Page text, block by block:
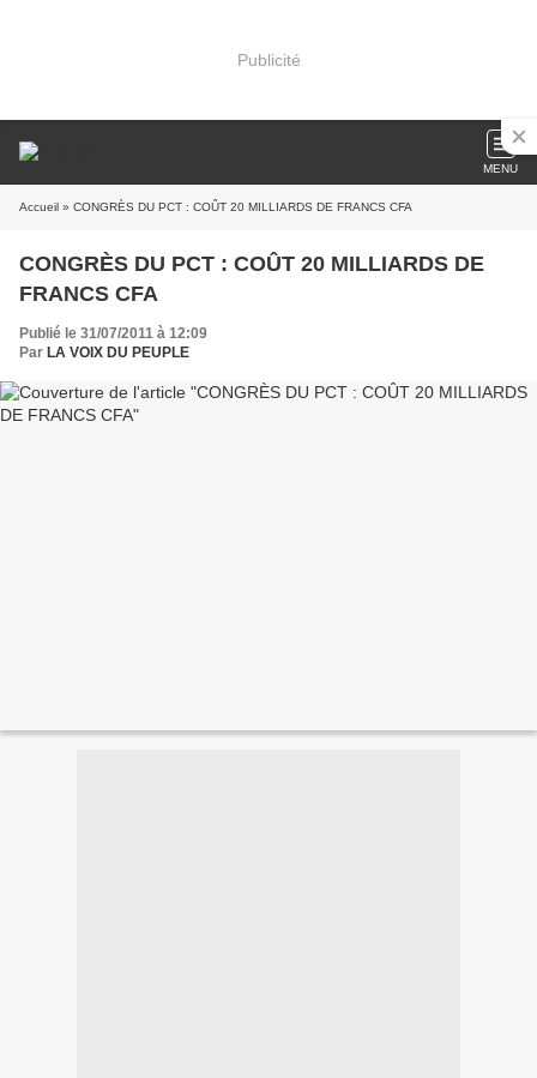
Publicité
MENU
Accueil » CONGRÈS DU PCT : COÛT 20 MILLIARDS DE FRANCS CFA
CONGRÈS DU PCT : COÛT 20 MILLIARDS DE
FRANCS CFA
Publié le 31/07/2011 à 12:09
Par LA VOIX DU PEUPLE